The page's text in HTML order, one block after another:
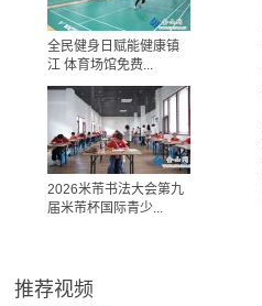
全民健身日赋能健康镇
江 体育场馆免费...
2026米芾书法大会第九
届米芾杯国际青少...
推荐视频